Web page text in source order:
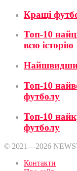
Кращі
Топ-10
всю історію
Найшвидший
Топ-10
футболу
Топ-10
футболу
© 2021—2026
Контакти